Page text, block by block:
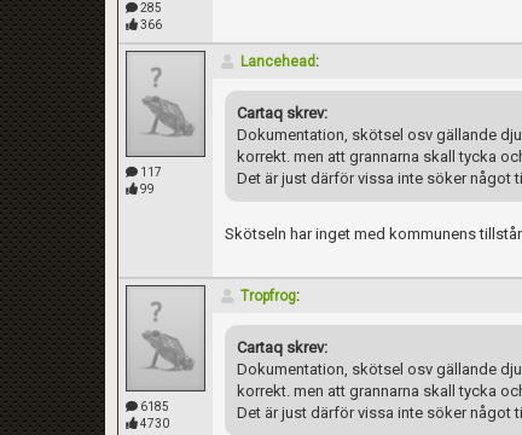
285
366
117
99
Lancehead:
Cartaq skrev:
Dokumentation, skötsel osv gällande
korrekt. men att grannarna skall tycka
Det är just därför vissa inte söker något
Skötseln har inget med kommunens
6185
4730
Tropfrog:
Cartaq skrev:
Dokumentation, skötsel osv gällande
korrekt. men att grannarna skall tycka
Det är just därför vissa inte söker något